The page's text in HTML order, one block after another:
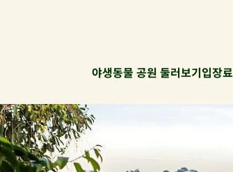
야생동물 공원 둘러보기입장료